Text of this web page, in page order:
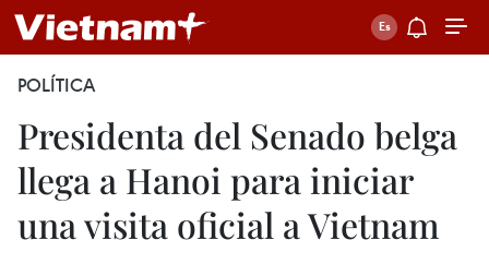
POLÍTICA
Presidenta del Senado belga
llega a Hanoi para iniciar
una visita oficial a Vietnam